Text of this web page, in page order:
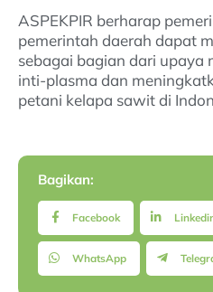
ASPEKPIR berharap
pemerintah daerah dapat
sebagai bagian dari upaya
inti-plasma dan
petani kelapa sawit di
Bagikan:
Facebook
WhatsApp